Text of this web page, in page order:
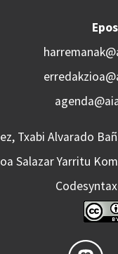
Txabi Alvarado
Salazar Yarritu